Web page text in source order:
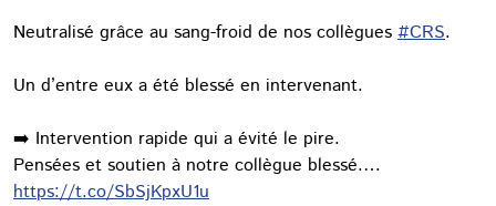
Neutralisé grâce au sang-froid de nos collègues #CRS.
Un d’entre eux a été blessé en intervenant.
➡️ Intervention rapide qui a évité le pire.
Pensées et soutien à notre collègue blessé.…
https://t.co/SbSjKpxU1u